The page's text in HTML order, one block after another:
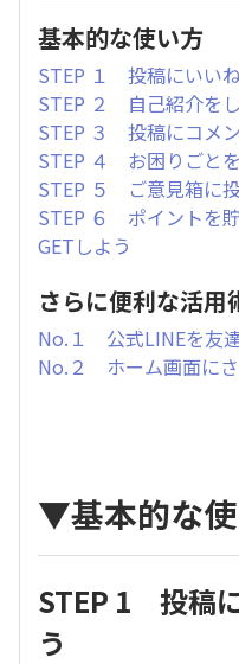
基本的な使い方
STEP １ 投稿にいい
STEP ２ 自己紹介を
STEP ３ 投稿にコメ
STEP ４ お困りごと
STEP ５ ご意見箱に
STEP ６ ポイントを
GETしよう
さらに便利な活用
No.１ 公式LINEを友
No.２ ホーム画面にさ
▼基本的な
STEP 1 投稿
う